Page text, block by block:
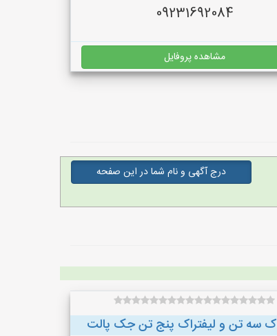
09231692084
مشاهده پروفایل
درج آگهی و نام شما در این صفحه
سه تن و لیفتراک پنج تن جک پالت